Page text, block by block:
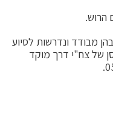
ונדרשות לסיוע
דרך מוקד